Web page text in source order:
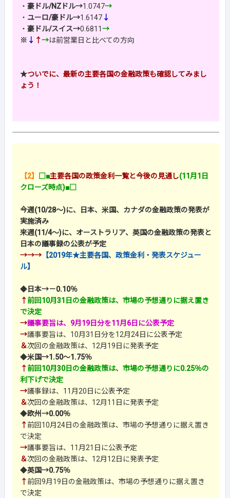
・ 豪ドル/NZドル→1.0747→
・ ユーロ/豪ドル→1.6147 ↓
・ 豪ドル/スイス→0.6811→
※ ↓ ↑→は前営業日と比べての方向
★ついでに、最新の主要各国の金融政策も確認してみまし
ょう！
【2】 □■主要各国の政策金利一覧と今後の見通し(11月1日
クローズ時点)■□
今週(10/28～)に、日本、米国、カナダの金融政策の発表が
実施済み
来週(11/4～)に、オーストラリア、英国の金融政策の発表と
日本の議事録の公表が予定
→→→ 【2019年★主要各国、政策金利・発表スケジュー
ル】
◆ 日本→－0.10％
↑前回10月31日の金融政策は、市場の予想通りに据え置き
で決定
→議事要旨は、9月19日分を11月6日に公表予定
→議事要旨は、10月31日分を12月24日に公表予定
＆次回の金融政策は、12月19日に発表予定
◆米国→1.50～1.75％
↑前回10月30日の金融政策は、市場の予想通りに0.25％の
利下げで決定
→議事録は、11月20日に公表予定
＆次回の金融政策は、12月11日に発表予定
◆欧州→0.00％
↑前回10月24日の金融政策は、市場の予想通りに据え置き
で決定
→議事要旨は、11月21日に公表予定
＆次回の金融政策は、12月12日に発表予定
◆英国→0.75％
↑前回9月19日の金融政策は、市場の予想通りに据え置き
で決定